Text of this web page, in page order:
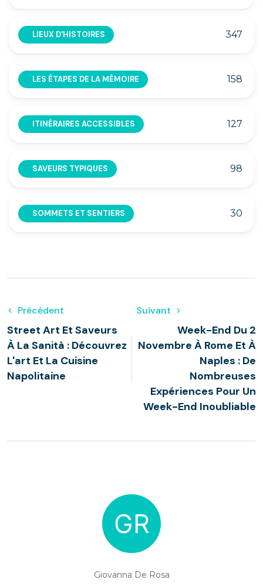
LIEUX D'HISTOIRES 347
LES ÉTAPES DE LA MÉMOIRE 158
ITINÉRAIRES ACCESSIBLES 127
SAVEURS TYPIQUES 98
SOMMETS ET SENTIERS 30
Précédent
Street Art Et Saveurs
À La Sanità : Découvrez
L'art Et La Cuisine
Napolitaine
Suivant
Week-End Du 2
Novembre À Rome Et À
Naples : De
Nombreuses
Expériences Pour Un
Week-End Inoubliable
Giovanna De Rosa